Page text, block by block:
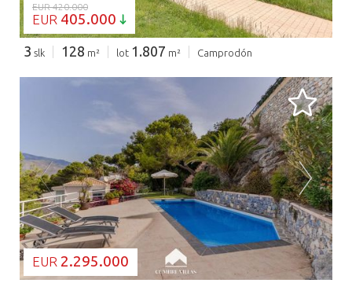
EUR 420.000
EUR 405.000
3 slk 128 m² lot 1.807 m² Camprodón
BEZIG MET LADEN...
EUR 2.295.000